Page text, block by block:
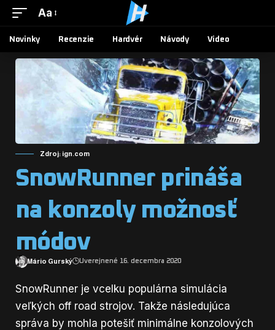
Aa
Novinky Recenzie Hardvér Návody Video
Zdroj: ign.com
SnowRunner prináša
na konzoly možnosť
módov
Mário Gurský Uverejnené 16. decembra 2020
SnowRunner je vcelku populárna simulácia
veľkých off road strojov. Takže následujúca
správa by mohla potešiť minimálne konzolových